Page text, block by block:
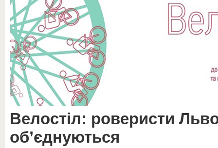
Велостіл: роверисти
об’єднуються